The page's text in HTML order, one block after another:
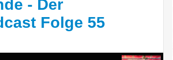
- Der
Folge 55